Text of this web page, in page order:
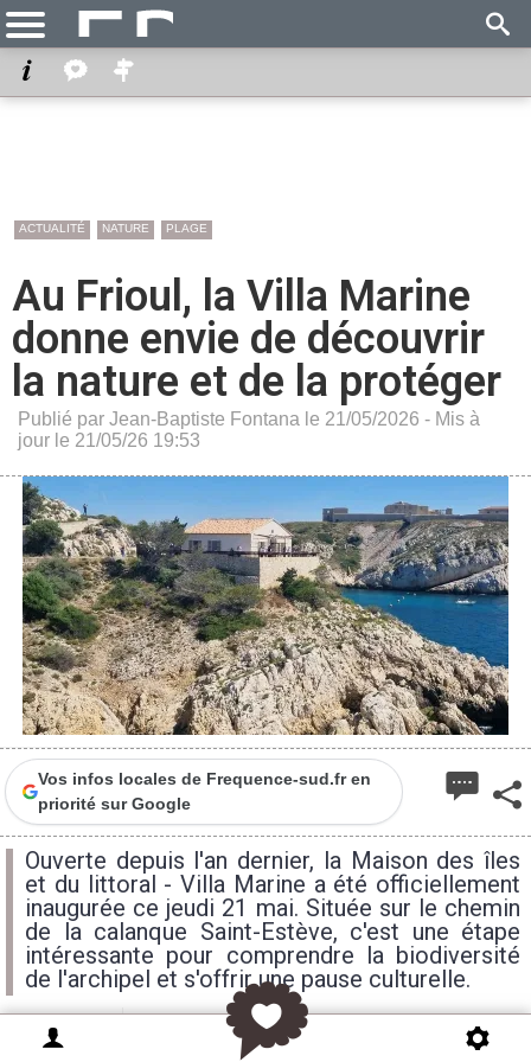
ACTUALITÉ NATURE PLAGE
Au Frioul, la Villa Marine
donne envie de découvrir
la nature et de la protéger
Publié par Jean-Baptiste Fontana le 21/05/2026 - Mis à
jour le 21/05/26 19:53
Vos infos locales de Frequence-sud.fr en
priorité sur Google
Ouverte depuis l'an dernier, la Maison des îles
et du littoral - Villa Marine a été officiellement
inaugurée ce jeudi 21 mai. Située sur le chemin
de la calanque Saint-Estève, c'est une étape
intéressante pour comprendre la biodiversité
de l'archipel et s'offrir une pause culturelle.
jeudi vendredi 15H samedi